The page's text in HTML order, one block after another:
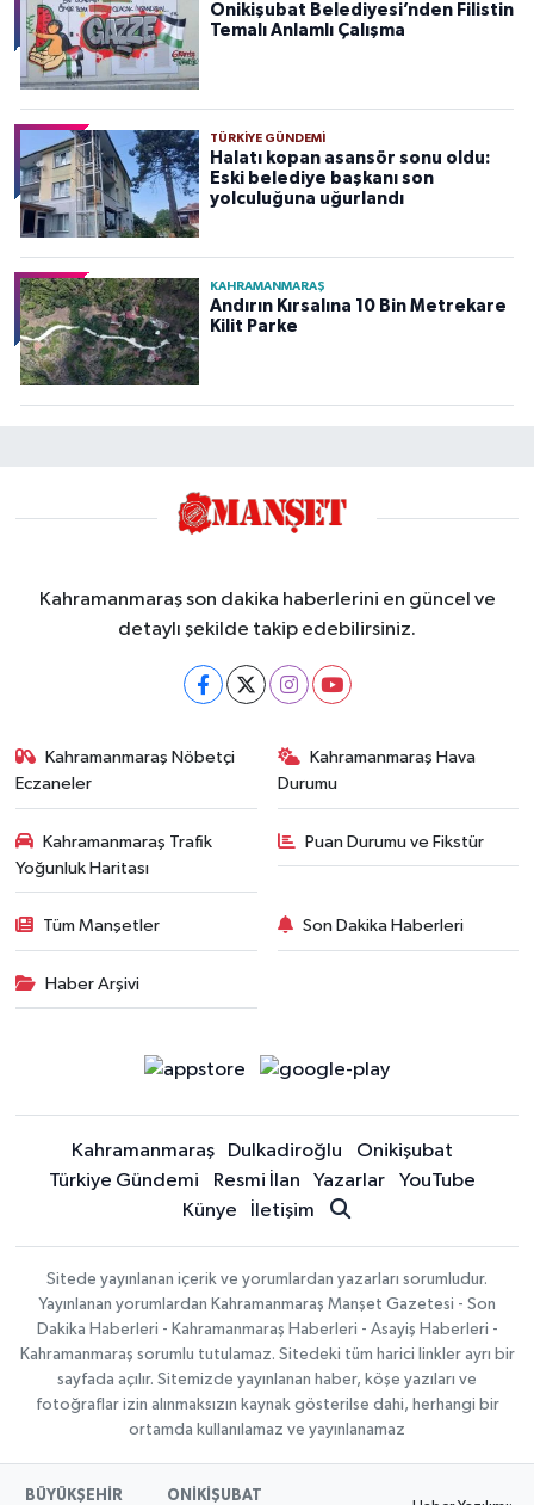
Onikişubat Belediyesi’nden Filistin
Temalı Anlamlı Çalışma
TÜRKIYE GÜNDEMI
Halatı kopan asansör sonu oldu:
Eski belediye başkanı son
yolculuğuna uğurlandı
KAHRAMANMARAŞ
Andırın Kırsalına 10 Bin Metrekare
Kilit Parke
Kahramanmaraş son dakika haberlerini en güncel ve
detaylı şekilde takip edebilirsiniz.
Kahramanmaraş Nöbetçi
Eczaneler
Kahramanmaraş Hava
Durumu
Kahramanmaraş Trafik
Yoğunluk Haritası
Puan Durumu ve Fikstür
Tüm Manşetler Son Dakika Haberleri
Haber Arşivi
Kahramanmaraş Dulkadiroğlu
Onikişubat
Türkiye Gündemi
Resmi İlan Yazarlar
YouTube
Künye
İletişim
Sitede yayınlanan içerik ve yorumlardan yazarları sorumludur.
Yayınlanan yorumlardan Kahramanmaraş Manşet Gazetesi - Son
Dakika Haberleri - Kahramanmaraş Haberleri - Asayiş Haberleri -
Kahramanmaraş sorumlu tutulamaz. Sitedeki tüm harici linkler ayrı bir
sayfada açılır. Sitemizde yayınlanan haber, köşe yazıları ve
fotoğraflar izin alınmaksızın kaynak gösterilse dahi, herhangi bir
ortamda kullanılamaz ve yayınlanamaz
BÜYÜKŞEHİR ONİKİŞUBAT